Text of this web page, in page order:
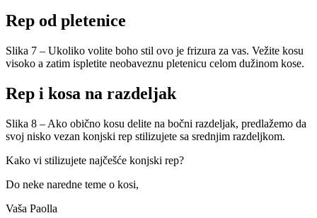
Rep od pletenice
Slika 7 – Ukoliko volite boho stil ovo je frizura za vas. Vežite kosu
visoko a zatim ispletite neobaveznu pletenicu celom dužinom kose.
Rep i kosa na razdeljak
Slika 8 – Ako obično kosu delite na bočni razdeljak, predlažemo da
svoj nisko vezan konjski rep stilizujete sa srednjim razdeljkom.
Kako vi stilizujete najčešće konjski rep?
Do neke naredne teme o kosi,
Vaša Paolla